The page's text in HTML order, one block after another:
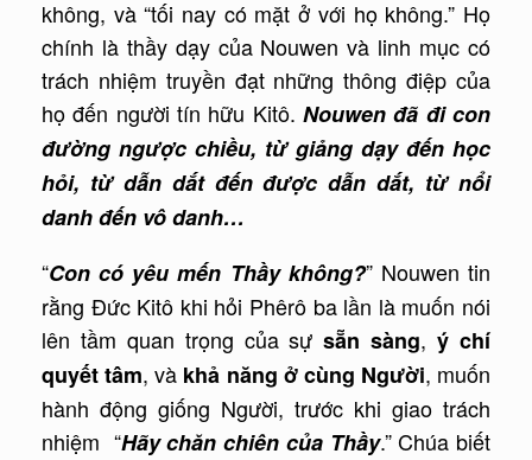
không, và “tối nay có mặt ở với họ không.” Họ
chính là thầy dạy của Nouwen và linh mục có
trách nhiệm truyền đạt những thông điệp của
họ đến người tín hữu Kitô. Nouwen đã đi con
đường ngược chiều, từgiảng dạy đến học
hỏi, từ dẫn dắt đến được dẫn dắt, từnổi
danh đến vôdanh…
“Con có yêu mến Thầy không?” Nouwen tin
rằng Đức Kitô khi hỏi Phêrô ba lần là muốn nói
lên tầm quan trọng của sựsẵn sàng,ý chí
quyết tâm, và khả năng ở cùng Người, muốn
hành động giống Người, trước khi giao trách
nhiệm “Hãy chăn chiên của Thầy.” Chúa biết